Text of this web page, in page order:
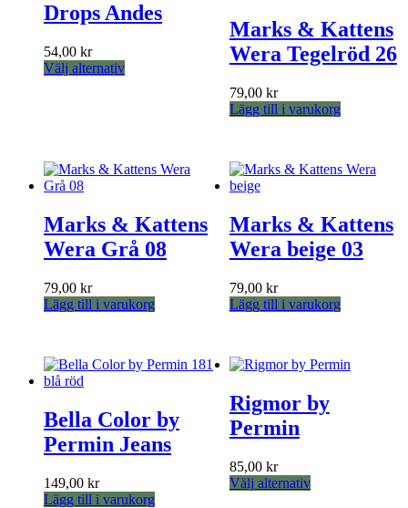
Drops Andes
54,00 kr
Välj alternativDen
De
kan
väljas
på
produktsidan
Marks & Kattens
Wera Tegelröd 26
79,00 kr
Lägg till i varukorg
Marks & Kattens
Wera Grå 08
79,00 kr
Lägg till i varukorg
Marks & Kattens
Wera beige 03
79,00 kr
Lägg till i varukorg
Bella Color by
Permin Jeans
149,00 kr
Lägg till i varukorg
Rigmor by
Permin
85,00 kr
Välj alternativDen